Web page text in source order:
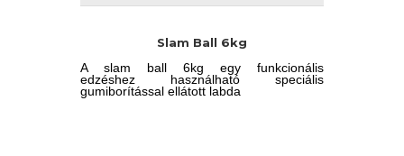
Slam Ball 6kg
A slam ball 6kg egy funkcionális
edzéshez használható speciális
gumiborítással ellátott labda